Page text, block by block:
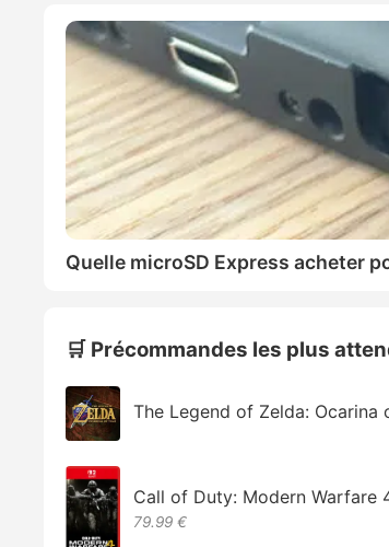
Quelle microSD Express acheter
🛒 Précommandes les plus
The Legend of Zelda: Ocarina
Call of Duty: Modern Warfare
79.99 €